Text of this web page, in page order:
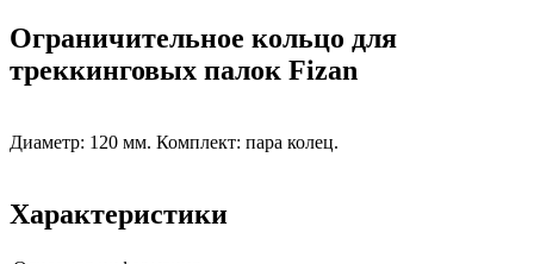
Ограничительное кольцо для
треккинговых палок Fizan
Диаметр: 120 мм. Комплект: пара колец.
Характеристики